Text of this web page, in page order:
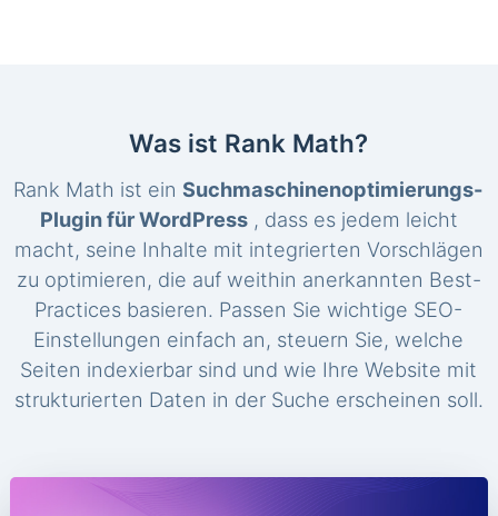
Was ist Rank Math?
Rank Math ist einSuchmaschinenoptimierungs-
Plugin für WordPress, dass es jedem leicht
macht, seine Inhalte mit integrierten Vorschlägen
zu optimieren, die auf weithin anerkannten Best-
Practices basieren. Passen Sie wichtige SEO-
Einstellungen einfach an, steuern Sie, welche
Seiten indexierbar sind und wie Ihre Website mit
strukturierten Daten in der Suche erscheinen soll.